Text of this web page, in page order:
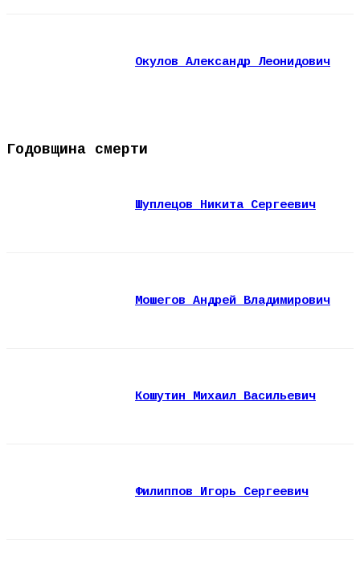
Окулов Александр Леонидович
Годовщина смерти
Шуплецов Никита Сергеевич
Мошегов Андрей Владимирович
Кошутин Михаил Васильевич
Филиппов Игорь Сергеевич